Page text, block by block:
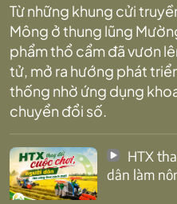
Từ những khung cửi
Mông ở thung lũng
phẩm thổ cẩm đã vươn
tử, mở ra hướng phát
thống nhờ ứng dụng
chuyển đổi số.
dân làm